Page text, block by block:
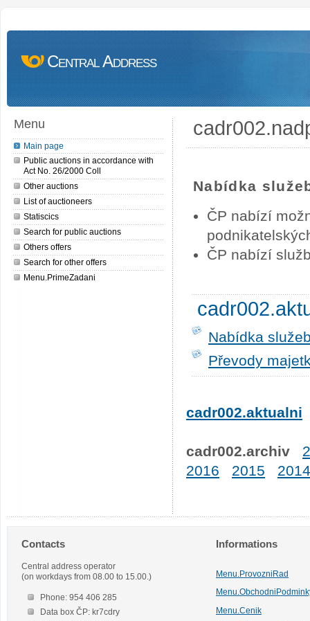
Central Address
Menu
Main page
Public auctions in accordance with
Act No. 26/2000 Coll
Other auctions
List of auctioneers
Statiscics
Search for public auctions
Others offers
Search for other offers
Menu.PrimeZadani
Nabídka
ČP nabízí
ČP nabízí
Nabídka
Převody
cadr002.aktualni
cadr002.archiv
2016
2015 2014
Contacts
Central address operator
(on workdays from 08.00 to 15.00.)
Phone: 954 406 285
Data box ČP: kr7cdry
Informations
Menu.ProvozniRad
Menu.Cenik